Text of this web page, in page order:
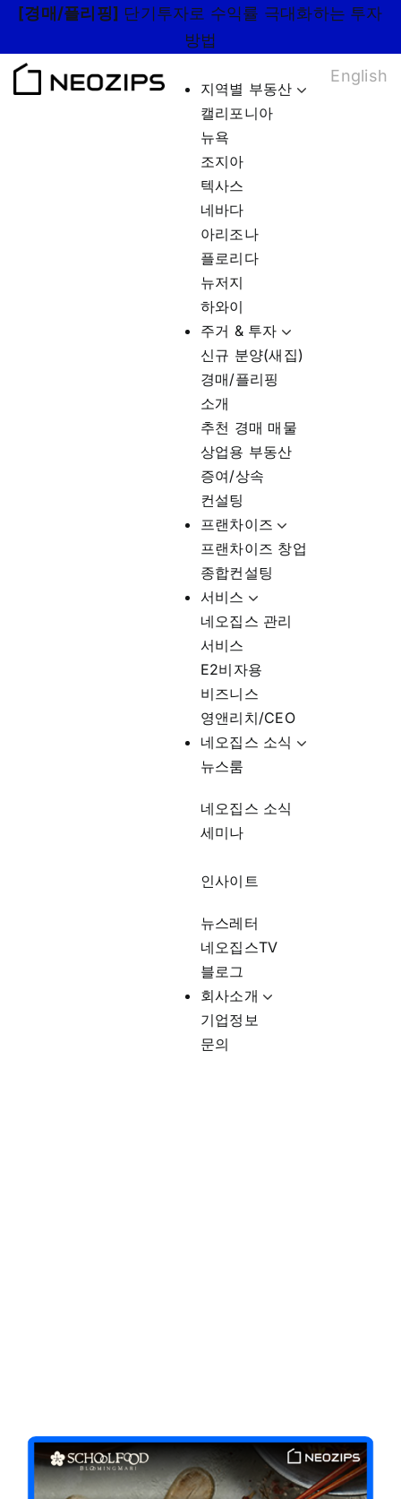
Skip
content
[경매/플리핑] 단기투자로 수익률 극대화하는 투자
방법
지역별 부동산
캘리포니아
뉴욕
조지아
텍사스
네바다
아리조나
플로리다
뉴저지
하와이
주거 & 투자
신규 분양(새집)
경매/플리핑
소개
추천 경매 매물
상업용 부동산
증여/상속
컨설팅
프랜차이즈
프랜차이즈 창업
종합컨설팅
서비스
네오집스 관리
서비스
E2비자용
비즈니스
영앤리치/CEO
네오집스 소식
뉴스룸
네오집스 소식
세미나
인사이트
뉴스레터
네오집스TV
블로그
회사소개
기업정보
문의
English